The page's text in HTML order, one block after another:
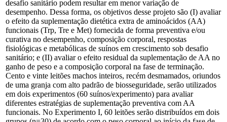
desafio sanitário podem resultar em menor variação de
desempenho. Dessa forma, os objetivos desse projeto são (I) avaliar
o efeito da suplementação dietética extra de aminoácidos (AA)
funcionais (Trp, Tre e Met) fornecida de forma preventiva e/ou
curativa no desempenho, composição corporal, respostas
fisiológicas e metabólicas de suínos em crescimento sob desafio
sanitário; e (II) avaliar o efeito residual da suplementação de AA no
ganho de peso e a composição corporal na fase de terminação.
Cento e vinte leitões machos inteiros, recém desmamados, oriundos
de uma granja com alto padrão de biosseguridade, serão utilizados
em dois experimentos (60 suínos/experimento) para avaliar
diferentes estratégias de suplementação preventiva com AA
funcionais. No Experimento I, 60 leitões serão distribuídos em dois